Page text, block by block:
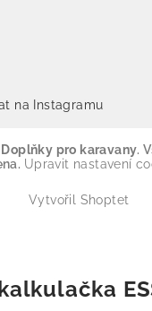
na Instagramu
Doplňky pro karavany.
Upravit nastavení
Vytvořil Shoptet